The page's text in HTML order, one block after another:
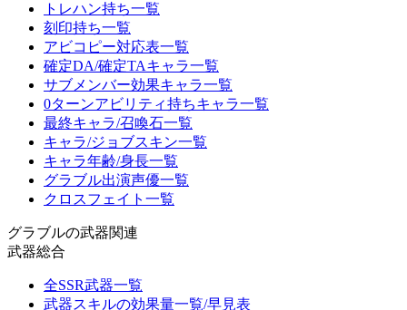
トレハン持ち一覧
刻印持ち一覧
アビコピー対応表一覧
確定DA/確定TAキャラ一覧
サブメンバー効果キャラ一覧
0ターンアビリティ持ちキャラ一覧
最終キャラ/召喚石一覧
キャラ/ジョブスキン一覧
キャラ年齢/身長一覧
グラブル出演声優一覧
クロスフェイト一覧
グラブルの武器関連
武器総合
全SSR武器一覧
武器スキルの効果量一覧/早見表